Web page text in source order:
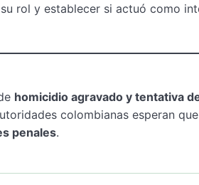
rol y establecer si actuó como
homicidio agravado y tentativa
colombianas esperan
penales.